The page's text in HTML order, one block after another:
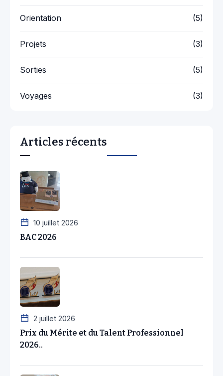
Orientation (5)
Projets (3)
Sorties (5)
Voyages (3)
Articles récents
10 juillet 2026
BAC 2026
2 juillet 2026
Prix du Mérite et du Talent Professionnel
2026..